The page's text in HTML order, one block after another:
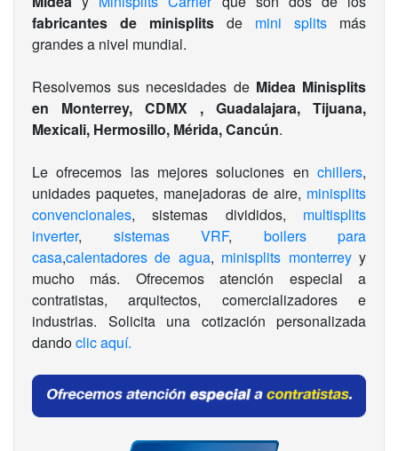
fabricantes de minisplits de mini splits más
grandes a nivel mundial.
Resolvemos sus necesidades de Midea Minisplits
en Monterrey, CDMX , Guadalajara, Tijuana,
Mexicali, Hermosillo, Mérida, Cancún.
Le ofrecemos las mejores soluciones en chillers,
unidades paquetes, manejadoras de aire, minisplits
convencionales, sistemas divididos, multisplits
inverter, sistemas VRF, boilers para
casa,calentadores de agua, minisplits monterreyy
mucho más. Ofrecemos atención especial a
contratistas, arquitectos, comercializadores e
industrias. Solicita una cotización personalizada
dandoclic aquí.